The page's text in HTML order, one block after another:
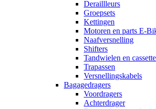
Deraillleurs
Groepsets
Kettingen
Motoren en parts E-
Naafversnelling
Shifters
Tandwielen en
Trapassen
Versnellingskabels
Bagagedragers
Voordragers
Achterdrager